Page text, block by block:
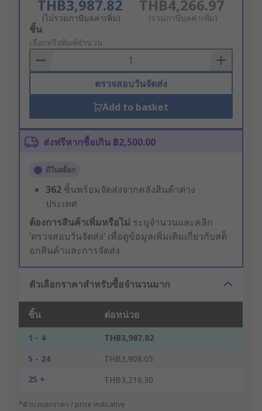
THB3,987.82
(ไม่รวมภาษีมูลค่าเพิ่ม)
THB4,266.97
(รวมภาษีมูลค่าเพิ่ม)
Add
to
Basket
ชิ้น
เลือกหรือพิมพ์จำนวน
ตรวจสอบวันจัดส่ง
Add to basket
ส่งฟรีหากซื้อเกิน ฿2,500.00
มีในสต็อก
362 ชิ้นพร้อมจัดส่งจากคลังสินค้าต่าง
ประเทศ
ต้องการสินค้าเพิ่มหรือไม่ ระบุจำนวนและคลิก
‘ตรวจสอบวันจัดส่ง’ เพื่อดูข้อมูลเพิ่มเติมเกี่ยวกับสต็
อกสินค้าและการจัดส่ง
ตัวเลือกราคาสำหรับซื้อจำนวนมาก
ชิ้น ต่อหน่วย
1 - 4
THB3,987.82
5 - 24
THB3,908.05
25 +
THB3,216.30
*ตัวบ่งบอกราคา / price indicative